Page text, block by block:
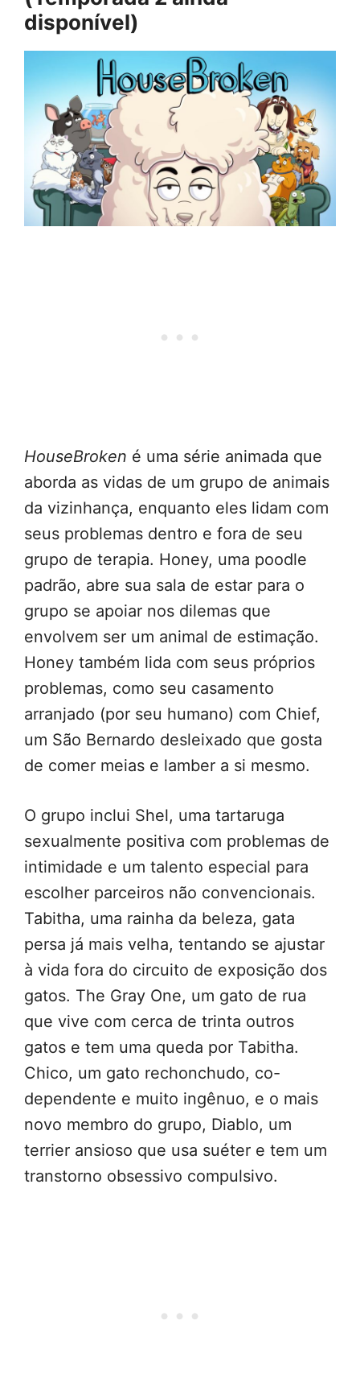
disponível)
HouseBroken é uma série animada que
aborda as vidas de um grupo de animais
da vizinhança, enquanto eles lidam com
seus problemas dentro e fora de seu
grupo de terapia. Honey, uma poodle
padrão, abre sua sala de estar para o
grupo se apoiar nos dilemas que
envolvem ser um animal de estimação.
Honey também lida com seus próprios
problemas, como seu casamento
arranjado (por seu humano) com Chief,
um São Bernardo desleixado que gosta
de comer meias e lamber a si mesmo.
O grupo inclui Shel, uma tartaruga
sexualmente positiva com problemas de
intimidade e um talento especial para
escolher parceiros não convencionais.
Tabitha, uma rainha da beleza, gata
persa já mais velha, tentando se ajustar
à vida fora do circuito de exposição dos
gatos. The Gray One, um gato de rua
que vive com cerca de trinta outros
gatos e tem uma queda por Tabitha.
Chico, um gato rechonchudo, co-
dependente e muito ingênuo, e o mais
novo membro do grupo, Diablo, um
terrier ansioso que usa suéter e tem um
transtorno obsessivo compulsivo.